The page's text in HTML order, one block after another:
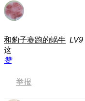
和豹子赛跑的蜗牛 LV9
这
赞
举报